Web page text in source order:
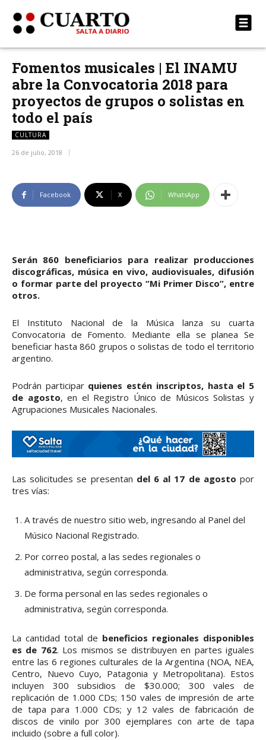
Fomentos musicales | El INAMU
abre la Convocatoria 2018 para
proyectos de grupos o solistas en
todo el país
CULTURA
26 de julio, 2018
Facebook X WhatsApp
Serán 860 beneficiarios para realizar producciones
discográficas, música en vivo, audiovisuales, difusión
o formar parte del proyecto “Mi Primer Disco”, entre
otros.
El Instituto Nacional de la Música lanza su cuarta
Convocatoria de Fomento. Mediante ella se planea Se
beneficiar hasta 860 grupos o solistas de todo el territorio
argentino.
Podrán participar quienes estén inscriptos, hasta el 5
de agosto, en el Registro Único de Músicos Solistas y
Agrupaciones Musicales Nacionales.
Las solicitudes se presentan del 6 al 17 de agostopor
tres vías:
A través de nuestro sitio web, ingresando al Panel del
Músico Nacional Registrado.
Por correo postal, a las sedes regionales o
administrativa, según corresponda.
De forma personal en las sedes regionales o
administrativa, según corresponda.
La cantidad total de beneficios regionales disponibles
es de 762. Los mismos se distribuyen en partes iguales
entre las 6 regiones culturales de la Argentina (NOA, NEA,
Centro, Nuevo Cuyo, Patagonia y Metropolitana). Estos
incluyen 300 subsidios de $30.000; 300 vales de
replicación de 1.000 CDs; 150 vales de impresión de arte
de tapa para 1.000 CDs; y 12 vales de fabricación de
discos de vinilo por 300 ejemplares con arte de tapa
incluido (sobre a full color).